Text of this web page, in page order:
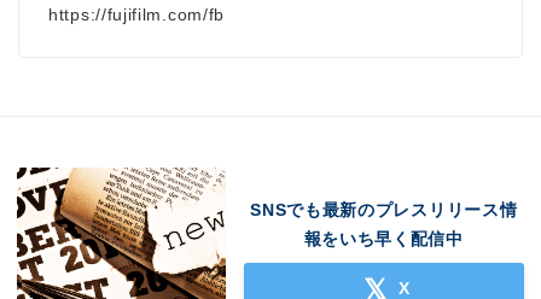
https://fujifilm.com/fb
SNSでも最新のプレスリリース情
報をいち早く配信中
X